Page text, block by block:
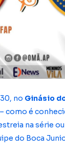
no Ginásio
como é
na série
do Boca